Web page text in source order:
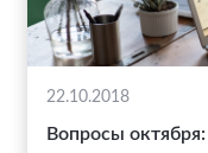
22.10.2018
Вопросы